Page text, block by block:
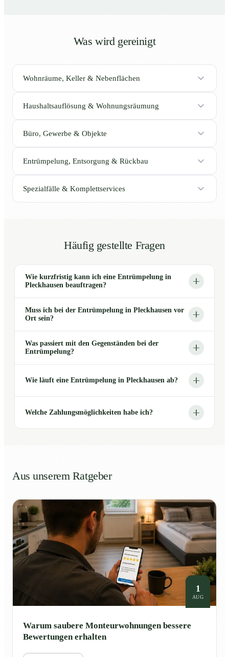
Was wird gereinigt
Wohnräume, Keller & Nebenflächen
Haushaltsauflösung & Wohnungsräumung
Büro, Gewerbe & Objekte
Entrümpelung, Entsorgung & Rückbau
Spezialfälle & Komplettservices
Häufig gestellte Fragen
Wie kurzfristig kann ich eine Entrümpelung in
Pleckhausen beauftragen?
Muss ich bei der Entrümpelung in Pleckhausen vor
Ort sein?
Was passiert mit den Gegenständen bei der
Entrümpelung?
Wie läuft eine Entrümpelung in Pleckhausen ab?
Welche Zahlungsmöglichkeiten habe ich?
Aus unserem Ratgeber
1
AUG
Warum saubere Monteurwohnungen bessere
Bewertungen erhalten